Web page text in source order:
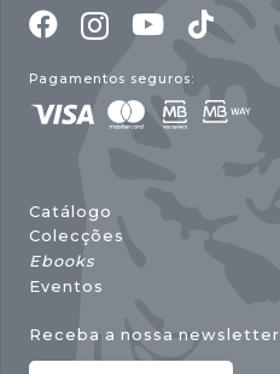
Pagamentos seguros:
Catálogo
Colecções
Ebooks
Eventos
Receba a nossa newsletter